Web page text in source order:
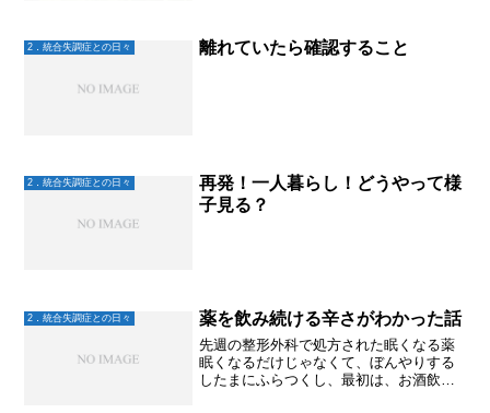
状なのか！？ってくらいの答...
2．統合失調症との日々 離れていたら確認すること
2．統合失調症との日々
再発！一人暮らし！どうやって様
子見る？
2．統合失調症との日々 薬を飲み続ける辛さがわかった話
先週の整形外科で処方された眠くなる薬
眠くなるだけじゃなくて、ぼんやりする
したまにふらつくし、最初は、お酒飲ま